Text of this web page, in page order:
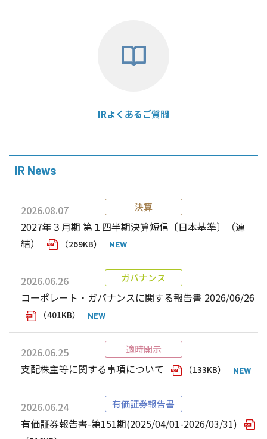
IRよくあるご質問
IR News
2026.08.07 決算
2027年３月期 第１四半期決算短信〔日本基準〕（連
結）
（269KB）
2026.06.26 ガバナンス
コーポレート・ガバナンスに関する報告書 2026/06/26
（401KB）
2026.06.25 適時開示
支配株主等に関する事項について （133KB）
2026.06.24 有価証券報告書
有価証券報告書-第151期(2025/04/01-2026/03/31)